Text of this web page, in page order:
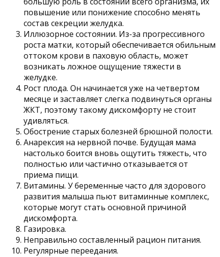
повышение или понижение способно менять
состав секреции желудка.
Иллюзорное состоянии. Из-за прогрессивного
роста матки, который обеспечивается обильным
оттоком крови в паховую область, может
возникать ложное ощущение тяжести в
желудке.
Рост плода. Он начинается уже на четвертом
месяце и заставляет слегка подвинуться органы
ЖКТ, поэтому такому дискомфорту не стоит
удивляться.
Обострение старых болезней брюшной полости.
Анарексия на нервной почве. Будущая мама
настолько боится вновь ощутить тяжесть, что
полностью или частично отказывается от
приема пищи.
Витамины. У беременные часто для здорового
развития малыша пьют витаминные комплекс,
которые могут стать основной причиной
дискомфорта.
Газировка.
Неправильно составленный рацион питания.
Регулярные переедания.